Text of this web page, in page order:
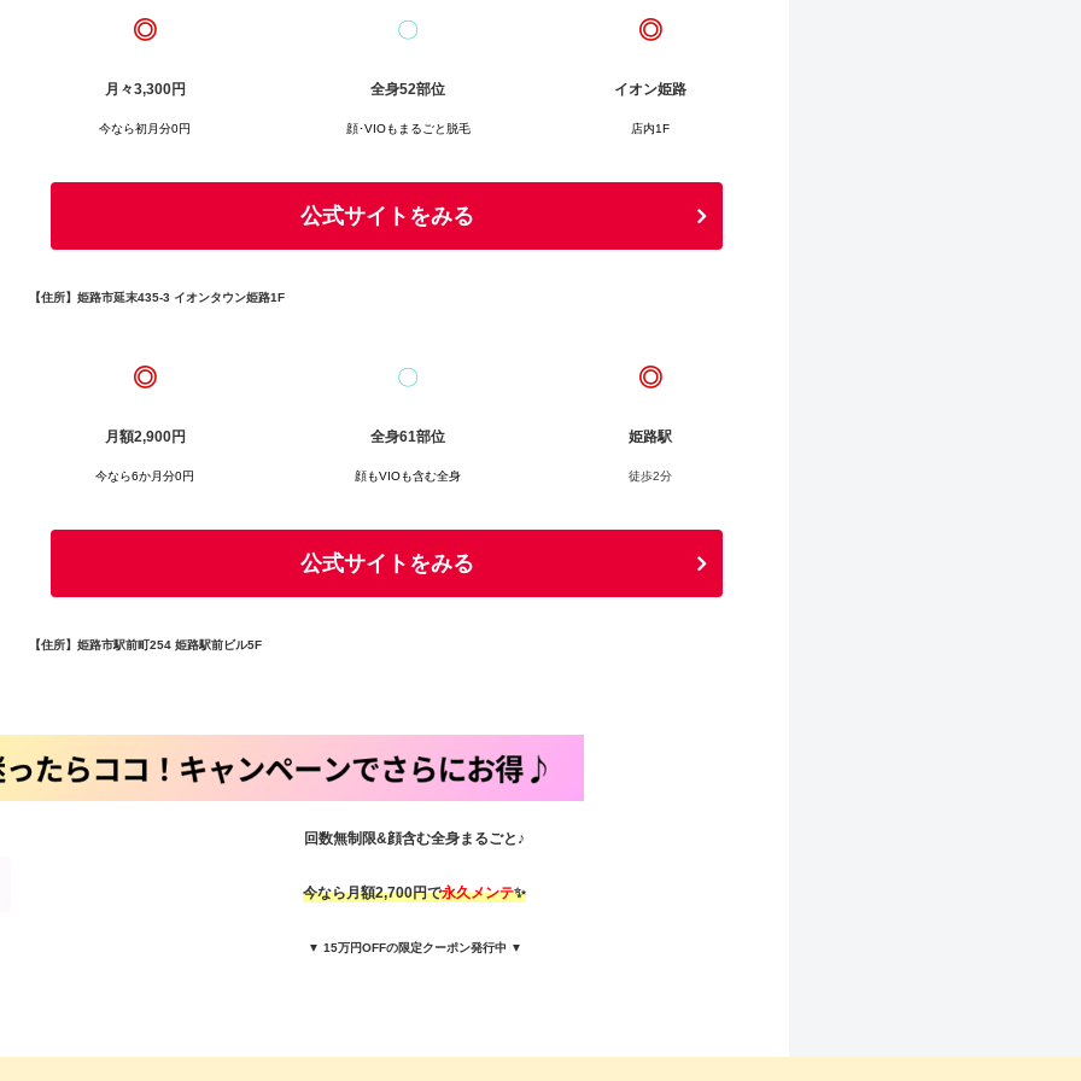
◎ 〇 ◎
月々3,300円
今なら初月分0円
全身52部位
顔･VIOもまるごと脱毛
イオン姫路
店内1F
公式サイトをみる
【住所】姫路市延末435-3 イオンタウン姫路1F
◎ 〇 ◎
月額2,900円
今なら6か月分0円
全身61部位
顔もVIOも含む全身
姫路駅
徒歩2分
公式サイトをみる
【住所】姫路市駅前町254 姫路駅前ビル5F
回数無制限&顔含む全身まるごと♪
今なら月額2,700円で永久メンテ✨
▼ 15万円OFFの限定クーポン発行中 ▼